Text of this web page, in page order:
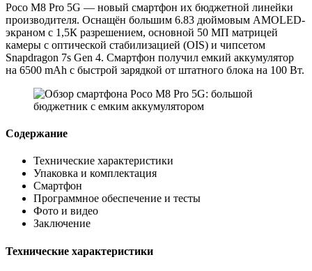
Poco M8 Pro 5G — новый смартфон их бюджетной линейки
производителя. Оснащён большим 6.83 дюймовым AMOLED-
экраном с 1,5К разрешением, основной 50 МП матрицей
камеры с оптической стабилизацией (OIS) и чипсетом
Snapdragon 7s Gen 4. Смартфон получил емкий аккумулятор
на 6500 mAh с быстрой зарядкой от штатного блока на 100 Вт.
Содержание
Технические характеристики
Упаковка и комплектация
Смартфон
Программное обеспечение и тесты
Фото и видео
Заключение
Технические характеристики